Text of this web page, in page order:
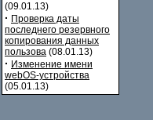
(09.01.13)
· Проверка даты
последнего резервного
копирования данных
пользова (08.01.13)
· Изменение имени
webOS-устройства
(05.01.13)